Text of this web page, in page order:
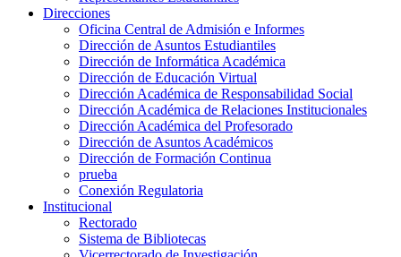
Direcciones
Oficina Central de Admisión e Informes
Dirección de Asuntos Estudiantiles
Dirección de Informática Académica
Dirección de Educación Virtual
Dirección Académica de Responsabilidad Social
Dirección Académica de Relaciones Institucionales
Dirección Académica del Profesorado
Dirección de Asuntos Académicos
Dirección de Formación Continua
prueba
Conexión Regulatoria
Institucional
Rectorado
Sistema de Bibliotecas